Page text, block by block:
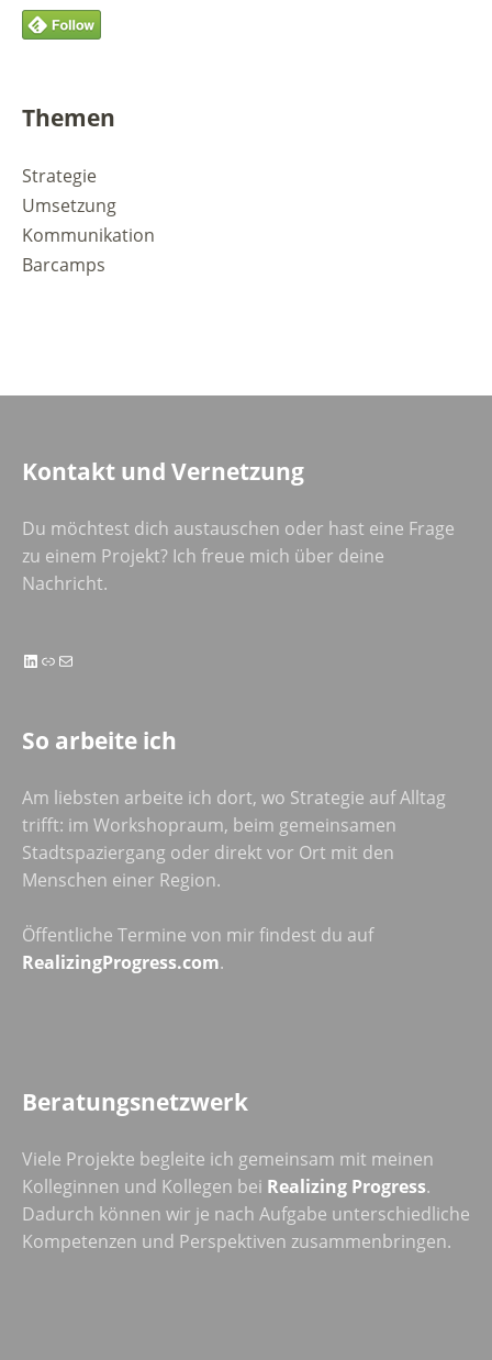
Themen
Strategie
Umsetzung
Kommunikation
Barcamps
Kontakt und Vernetzung
Du möchtest dich austauschen oder hast eine Frage
zu einem Projekt? Ich freue mich über deine
Nachricht.
LinkedIn
LinkE-Mail
So arbeite ich
Am liebsten arbeite ich dort, wo Strategie auf Alltag
trifft: im Workshopraum, beim gemeinsamen
Stadtspaziergang oder direkt vor Ort mit den
Menschen einer Region.
Öffentliche Termine von mir findest du auf
RealizingProgress.com.
Beratungsnetzwerk
Viele Projekte begleite ich gemeinsam mit meinen
Kolleginnen und Kollegen bei Realizing Progress.
Dadurch können wir je nach Aufgabe unterschiedliche
Kompetenzen und Perspektiven zusammenbringen.